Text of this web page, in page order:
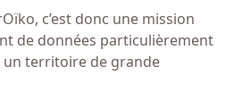
c’est donc une mission
de données particulièrement
un territoire de grande